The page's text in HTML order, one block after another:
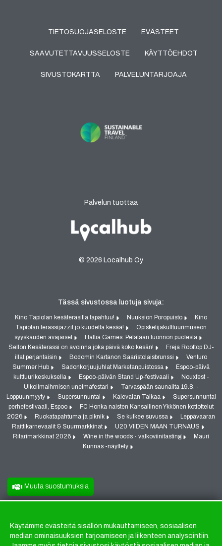
TIETOSUOJASELOSTE EVÄSTEET
SAAVUTETTAVUUSSELOSTE KÄYTTÖEHDOT
SIVUSTOKARTTA PALVELUNTARJOAJA
Palvelun tuottaa
© 2026 Localhub Oy
Tässä sivustossa luotuja sivuja:
Kino Tapiolan kesäterasilla tapahtuu! Nuuksion Poropuisto
Kino
Tapiolan terassijazzit jo kuudetta kesää!
Opiskelijakulttuurimuseon
syyskauden avajaiset
Haltia Games: Pelataan luonnon puolesta
Sellon Kesäterassi on avoinna joka päivä koko kesän!
Freja Rooftop DJ-
illat perjantaisin
Bodomin Kartanon Saaristolaisbrunssi
Venturo
Summer Hub
Sadonkorjuujuhlat Marketanpuistossa
Espoo-päivä
kulttuurikeskuksella
Espoo-päivän Stand Up-festivaali
Nouxfest -
Ulkoilmaihmisen unelmafestari
Tarvaspään saunailta 19.8. -
Loppuunmyyty
Supersunnuntai Kalevalan Taikaa
Supersunnuntai
perhefestivaali, Espoo
FC Honka naisten Kansallinen Ykkönen kotiottelut
2026
Ruokatapahtuma ja piknik Se kulkee suvussa
Leppävaaran
Raittikarnevaalit & Suurmarkkinat
U20 VIIDEN MAAN TURNAUS
Ritarimarkkinat 2026
Wine in the woods - valkoviinitasting
Mauri
Kunnas -näyttely
Muuta suostumuksia
Evästeet
Käytämme evästeitä sisällön mukauttamiseen, sosiaalisen
median ominaisuuksien tarjoamiseen ja liikenteen analysointiin.